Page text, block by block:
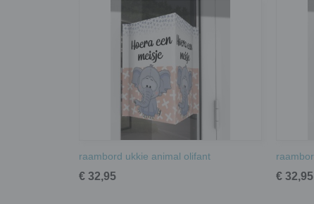
raambord ukkie animal olifant
€ 32,95 € 32,95